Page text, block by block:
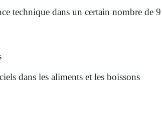
technique dans un certain nombre de
dans les aliments et les boissons